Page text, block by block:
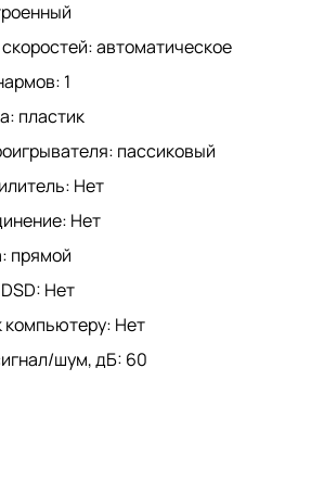
автоматическое
1
пластик
пассиковый
Нет
Нет
прямой
Нет
Нет
шум, дБ: 60